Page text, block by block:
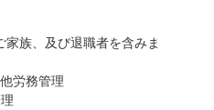
家族、及び退職者を含みま
労務管理